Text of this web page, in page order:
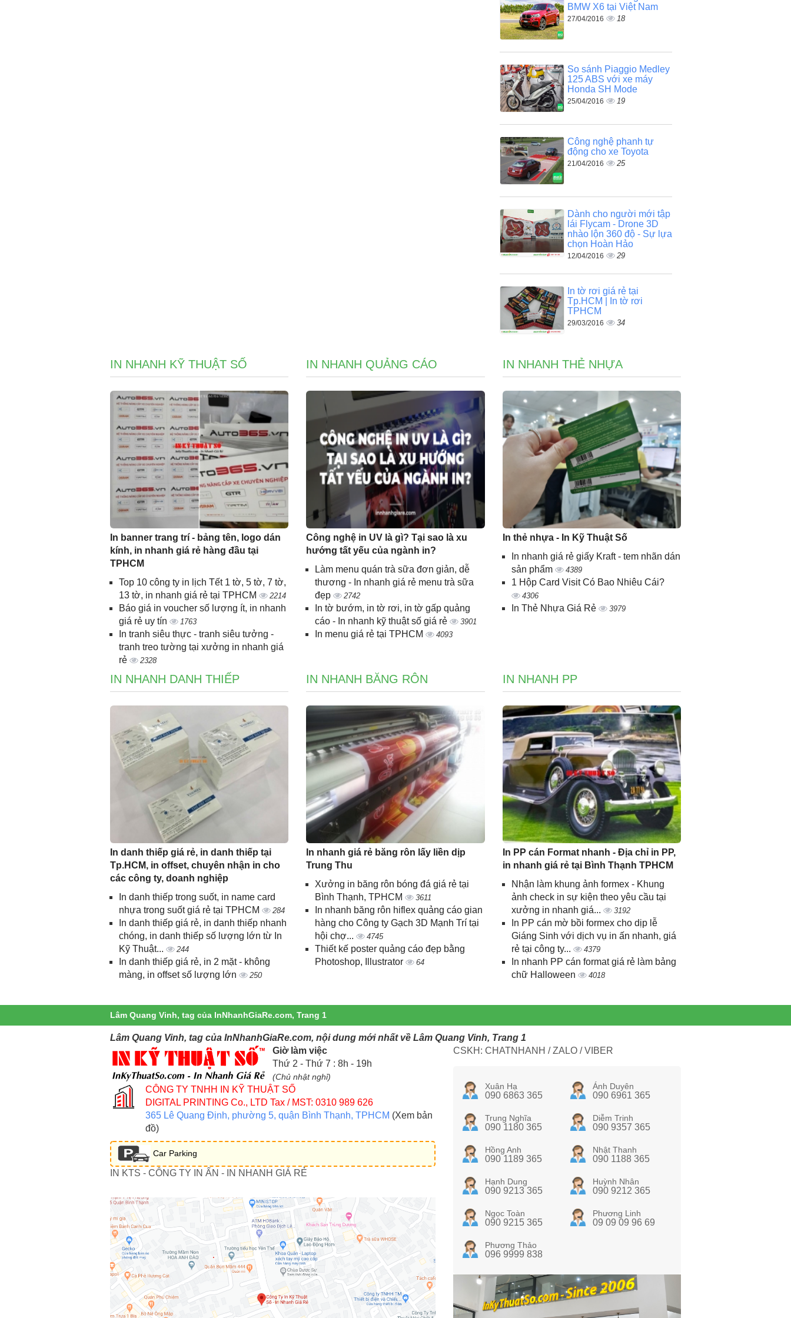
BMW X6 tại Việt Nam
27/04/2016 18
So sánh Piaggio Medley
125 ABS với xe máy
Honda SH Mode
25/04/2016 19
Công nghệ phanh tự
động cho xe Toyota
21/04/2016 25
Dành cho người mới tập
lái Flycam - Drone 3D
nhào lộn 360 độ - Sự lựa
chọn Hoàn Hảo
12/04/2016 29
In tờ rơi giá rẻ tại
Tp.HCM | In tờ rơi
TPHCM
29/03/2016 34
IN NHANH KỸ THUẬT SỐ
In banner trang trí - bảng tên, logo dán
kính, in nhanh giá rẻ hàng đầu tại
TPHCM
Top 10 công ty in lịch Tết 1 tờ, 5 tờ, 7 tờ,
13 tờ, in nhanh giá rẻ tại TPHCM
2214
Báo giá in voucher số lượng ít, in nhanh
giá rẻ uy tín
1763
In tranh siêu thực - tranh siêu tưởng -
tranh treo tường tại xưởng in nhanh giá
rẻ
2328
IN NHANH QUẢNG CÁO
Công nghệ in UV là gì? Tại sao là xu
hướng tất yếu của ngành in?
Làm menu quán trà sữa đơn giản, dễ
thương - In nhanh giá rẻ menu trà sữa
đẹp
2742
In tờ bướm, in tờ rơi, in tờ gấp quảng
cáo - In nhanh kỹ thuật số giá rẻ
3901
In menu giá rẻ tại TPHCM 4093
IN NHANH THẺ NHỰA
In thẻ nhựa - In Kỹ Thuật Số
In nhanh giá rẻ giấy Kraft - tem nhãn dán
sản phẩm
4389
1 Hộp Card Visit Có Bao Nhiêu Cái?
4306
In Thẻ Nhựa Giá Rẻ 3979
IN NHANH DANH THIẾP
In danh thiếp giá rẻ, in danh thiếp tại
Tp.HCM, in offset, chuyên nhận in cho
các công ty, doanh nghiệp
In danh thiếp trong suốt, in name card
nhựa trong suốt giá rẻ tại TPHCM
284
In danh thiếp giá rẻ, in danh thiếp nhanh
chóng, in danh thiếp số lượng lớn từ In
Kỹ Thuật...
244
In danh thiếp giá rẻ, in 2 mặt - không
màng, in offset số lượng lớn
250
IN NHANH BĂNG RÔN
In nhanh giá rẻ băng rôn lấy liền dịp
Trung Thu
Xưởng in băng rôn bóng đá giá rẻ tại
Bình Thạnh, TPHCM
3611
In nhanh băng rôn hiflex quảng cáo gian
hàng cho Công ty Gạch 3D Mạnh Trí tại
hội chợ...
4745
Thiết kế poster quảng cáo đẹp bằng
Photoshop, Illustrator
64
IN NHANH PP
In PP cán Format nhanh - Địa chỉ in PP,
in nhanh giá rẻ tại Bình Thạnh TPHCM
Nhận làm khung ảnh formex - Khung
ảnh check in sự kiện theo yêu cầu tại
xưởng in nhanh giá...
3192
In PP cán mờ bồi formex cho dịp lễ
Giáng Sinh với dịch vụ in ấn nhanh, giá
rẻ tại công ty...
4379
In nhanh PP cán format giá rẻ làm bảng
chữ Halloween
4018
Lâm Quang Vinh, tag của InNhanhGiaRe.com, Trang 1
Lâm Quang Vinh, tag của InNhanhGiaRe.com, nội dung mới nhất về Lâm Quang Vinh, Trang 1
Giờ làm việc
Thứ 2 - Thứ 7 : 8h - 19h
(Chủ nhật nghỉ)
CÔNG TY TNHH IN KỸ THUẬT SỐ
DIGITAL PRINTING Co., LTD Tax / MST: 0310 989 626
365 Lê Quang Định, phường 5, quận Bình Thạnh, TPHCM (Xem bản
đồ)
Car Parking
IN KTS - CÔNG TY IN ẤN - IN NHANH GIÁ RẺ
CSKH: CHATNHANH / ZALO / VIBER
Xuân Hạ
090 6863 365
Ánh Duyên
090 6961 365
Trung Nghĩa
090 1180 365
Diễm Trinh
090 9357 365
Hồng Anh
090 1189 365
Nhật Thanh
090 1188 365
Hạnh Dung
090 9213 365
Huỳnh Nhân
090 9212 365
Ngọc Toàn
090 9215 365
Phương Linh
09 09 09 96 69
Phương Thảo
096 9999 838